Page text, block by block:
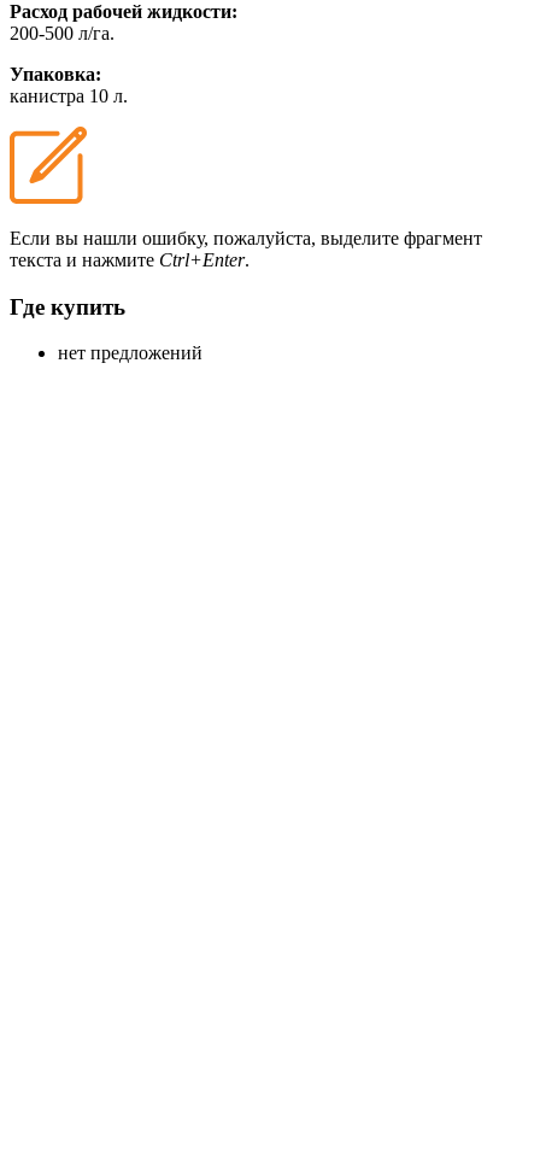
Расход рабочей жидкости:
200-500 л/га.
Упаковка:
канистра 10 л.
Если вы нашли ошибку, пожалуйста, выделите фрагмент
текста и нажмите Ctrl+Enter.
Где купить
нет предложений